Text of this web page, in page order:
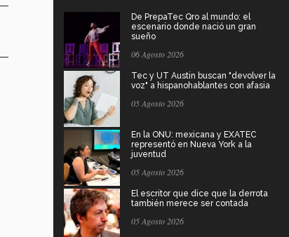
De PrepaTec Qro al mundo: el
escenario donde nació un gran
sueño
06 Agosto 2026
Tec y UT Austin buscan "devolver la
voz" a hispanohablantes con afasia
05 Agosto 2026
En la ONU: mexicana y EXATEC
representó en Nueva York a la
juventud
05 Agosto 2026
El escritor que dice que la derrota
también merece ser contada
05 Agosto 2026